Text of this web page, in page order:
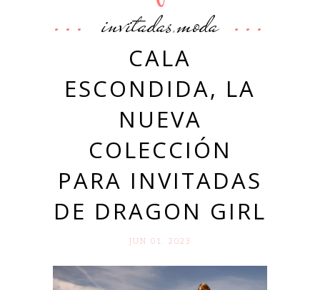
invitadas,moda
CALA
ESCONDIDA, LA
NUEVA
COLECCIÓN
PARA INVITADAS
DE DRAGON GIRL
JUN 01. 2023